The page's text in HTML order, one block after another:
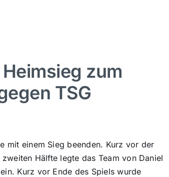
zum
TSG
mit einem Sieg beenden. Kurz vor der
Hälfte legte das Team von Daniel
Kurz vor Ende des Spiels wurde